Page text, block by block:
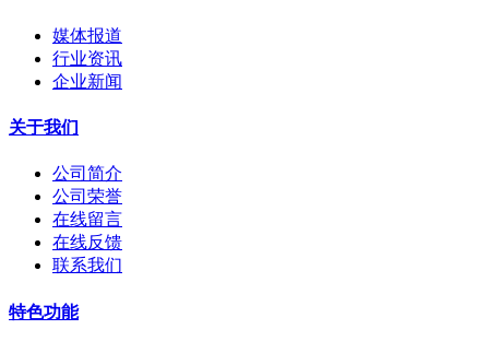
媒体报道
行业资讯
企业新闻
关于我们
公司简介
公司荣誉
在线留言
在线反馈
联系我们
特色功能